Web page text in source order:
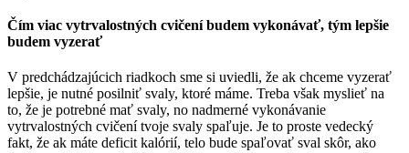
Čím viac vytrvalostných cvičení budem vykonávať, tým lepšie
budem vyzerať
V predchádzajúcich riadkoch sme si uviedli, že ak chceme vyzerať
lepšie, je nutné posilniť svaly, ktoré máme. Treba však myslieť na
to, že je potrebné mať svaly, no nadmerné vykonávanie
vytrvalostných cvičení tvoje svaly spaľuje. Je to proste vedecký
fakt, že ak máte deficit kalórií, telo bude spaľovať sval skôr, ako